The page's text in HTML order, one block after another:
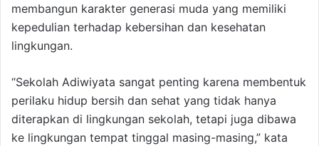
membangun karakter generasi muda yang memiliki
kepedulian terhadap kebersihan dan kesehatan
lingkungan.
“Sekolah Adiwiyata sangat penting karena membentuk
perilaku hidup bersih dan sehat yang tidak hanya
diterapkan di lingkungan sekolah, tetapi juga dibawa
ke lingkungan tempat tinggal masing-masing,” kata